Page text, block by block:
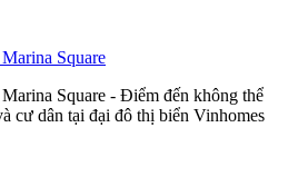
Square
Square - Điểm đến không thể
cư dân tại đại đô thị biển Vinhomes